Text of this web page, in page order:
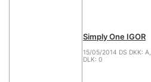
Simply One IGOR
15/05/2014 DS DKK: A,
DLK: 0